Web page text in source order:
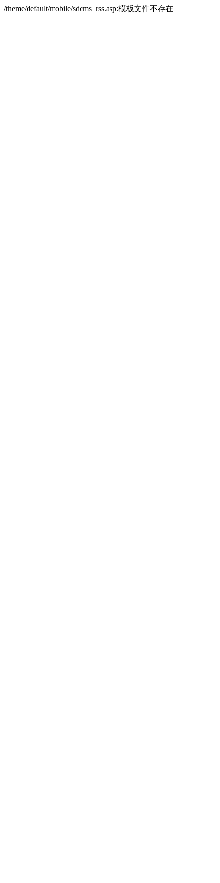
/theme/default/mobile/sdcms_rss.asp:模板文件不存在